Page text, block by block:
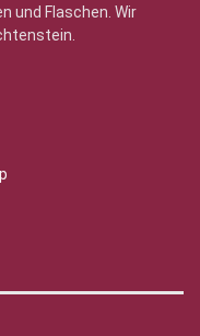
und Flaschen. Wir